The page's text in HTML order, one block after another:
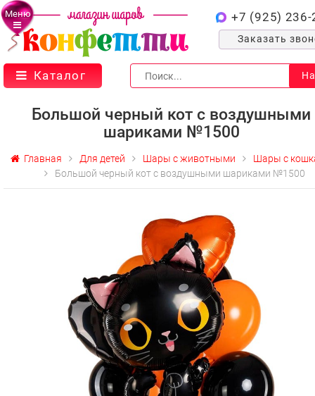
Меню +7 (925) 236-
Заказать
Каталог
Большой черный кот с воздушными
шариками №1500
Главная Для детей Шары с животными
Шары с
Большой черный кот с воздушными шариками №1500